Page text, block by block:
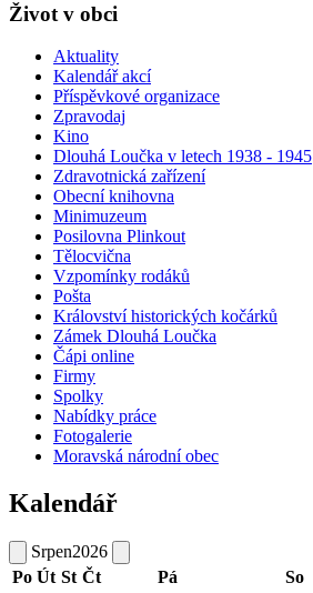
Život v obci
Aktuality
Kalendář akcí
Příspěvkové organizace
Zpravodaj
Kino
Dlouhá Loučka v letech 1938 - 1945
Zdravotnická zařízení
Obecní knihovna
Minimuzeum
Posilovna Plinkout
Tělocvična
Vzpomínky rodáků
Pošta
Království historických kočárků
Zámek Dlouhá Loučka
Čápi online
Firmy
Spolky
Nabídky práce
Fotogalerie
Moravská národní obec
Kalendář
Srpen2026
Po Út St Čt Pá So